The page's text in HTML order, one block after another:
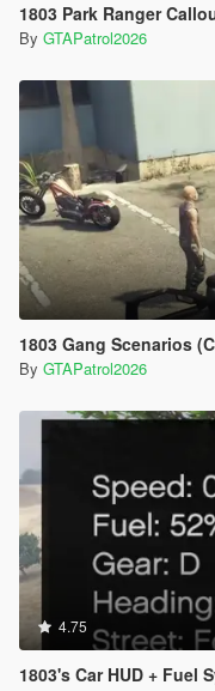
1803 Park Ranger
By GTAPatrol2026
1803 Gang Scenarios
By GTAPatrol2026
4.75
1803's Car HUD + Fuel